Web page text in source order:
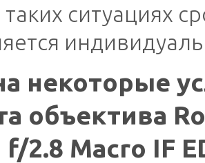
таких ситуациях
некоторые
объектива
f/2.8 Macro IF